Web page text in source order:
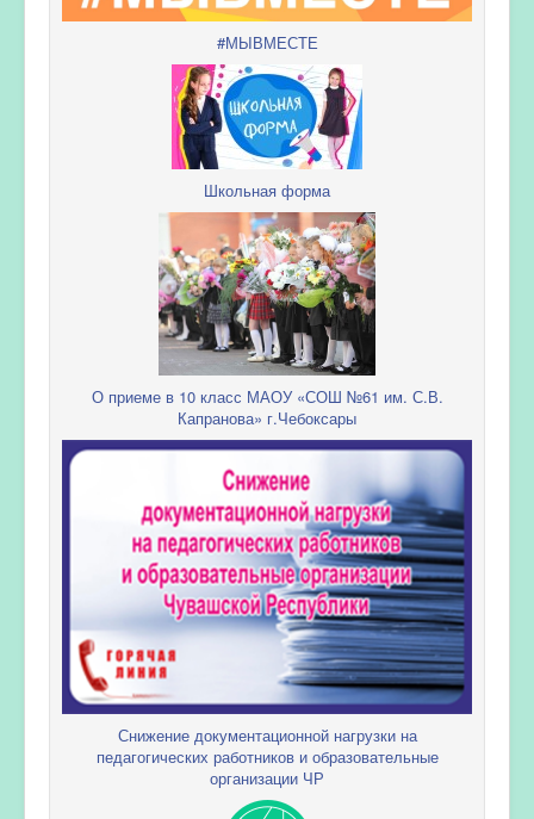
#МЫВМЕСТЕ
Школьная форма
О приеме в 10 класс МАОУ «СОШ №61 им. С.В.
Капранова» г.Чебоксары
Снижение документационной нагрузки на
педагогических работников и образовательные
организации ЧР